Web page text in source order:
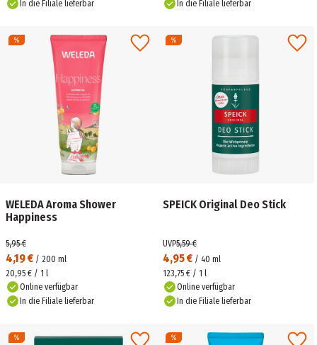
In die Filiale lieferbar
In die Filiale lieferbar
WELEDA Aroma Shower
Happiness
4,19 € / 200 ml
5,95 €
20,95 € / 1 l
Online verfügbar
In die Filiale lieferbar
SPEICK Original Deo Stick
4,95 € / 40 ml
UVP5,59 €
123,75 € / 1 l
Online verfügbar
In die Filiale lieferbar